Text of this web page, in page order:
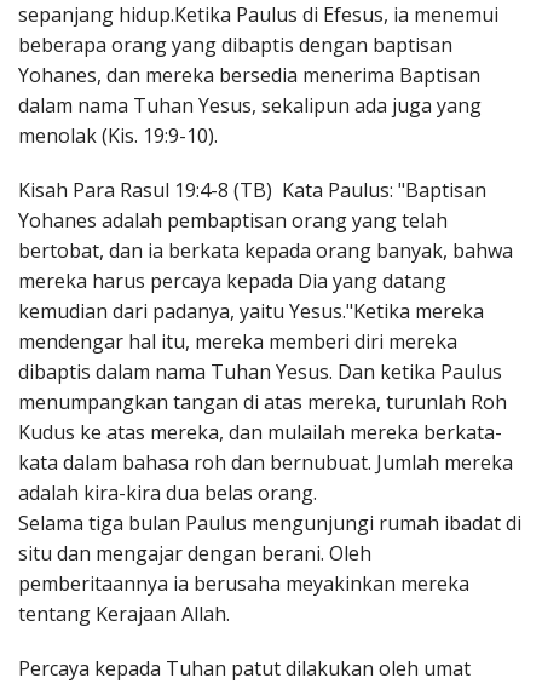
sepanjang hidup.Ketika Paulus di Efesus, ia menemui
beberapa orang yang dibaptis dengan baptisan
Yohanes, dan mereka bersedia menerima Baptisan
dalam nama Tuhan Yesus, sekalipun ada juga yang
menolak (Kis. 19:9-10).
Kisah Para Rasul 19:4-8 (TB) Kata Paulus: "Baptisan
Yohanes adalah pembaptisan orang yang telah
bertobat, dan ia berkata kepada orang banyak, bahwa
mereka harus percaya kepada Dia yang datang
kemudian dari padanya, yaitu Yesus."Ketika mereka
mendengar hal itu, mereka memberi diri mereka
dibaptis dalam nama Tuhan Yesus. Dan ketika Paulus
menumpangkan tangan di atas mereka, turunlah Roh
Kudus ke atas mereka, dan mulailah mereka berkata-
kata dalam bahasa roh dan bernubuat. Jumlah mereka
adalah kira-kira dua belas orang.
Selama tiga bulan Paulus mengunjungi rumah ibadat di
situ dan mengajar dengan berani. Oleh
pemberitaannya ia berusaha meyakinkan mereka
tentang Kerajaan Allah.
Percaya kepada Tuhan patut dilakukan oleh umat